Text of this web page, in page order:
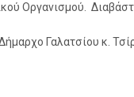
Οργανισμού.
Γαλατσίου κ.